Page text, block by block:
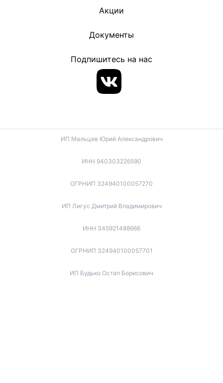
Акции
Документы
Подпишитесь на нас
ИП Мальцев Юрий Александрович
ИНН 940303226590
ОГРНИП 324940100057270
ИП Лигус Дмитрий Владимирович
ИНН 345921488666
ОГРНИП 324940100057701
ИП Будько Остап Борисович